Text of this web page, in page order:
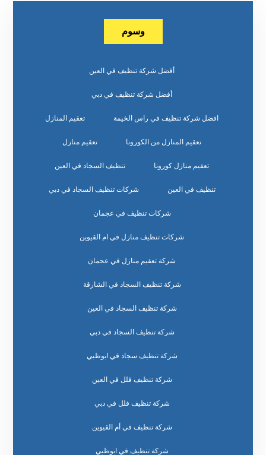
وسوم
أفضل شركة تنظيف في العين
أفضل شركة تنظيف في دبي
افضل شركة تنظيف في راس الخيمة تعقيم المنازل
تعقيم المنازل من الكورونا تعقيم منازل
تعقيم منازل كورونا تنظيف السجاد في العين
تنظيف في العين شركات تنظيف السجاد في دبي
شركات تنظيف في عجمان
شركات تنظيف منازل في ام القيوين
شركة تعقيم منازل في عجمان
شركة تنظيف السجاد في الشارقة
شركة تنظيف السجاد في العين
شركة تنظيف السجاد في دبي
شركة تنظيف سجاد في ابوظبي
شركة تنظيف فلل في العين
شركة تنظيف فلل في دبي
شركة تنظيف في أم القيوين
شركة تنظيف في ابوظبي